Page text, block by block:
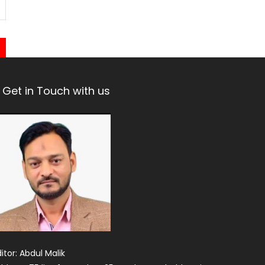
Get in Touch with us
Abdul Malik